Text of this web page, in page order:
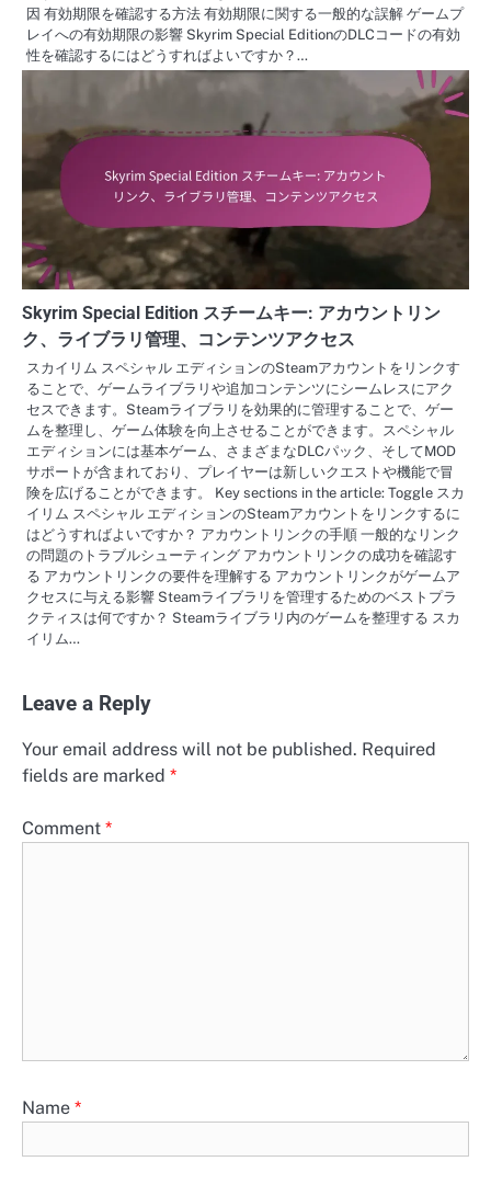
因 有効期限を確認する方法 有効期限に関する一般的な誤解 ゲームプ
レイへの有効期限の影響 Skyrim Special EditionのDLCコードの有効
性を確認するにはどうすればよいですか？…
Skyrim Special Edition スチームキー: アカウントリン
ク、ライブラリ管理、コンテンツアクセス
スカイリム スペシャル エディションのSteamアカウントをリンクす
ることで、ゲームライブラリや追加コンテンツにシームレスにアク
セスできます。Steamライブラリを効果的に管理することで、ゲー
ムを整理し、ゲーム体験を向上させることができます。スペシャル
エディションには基本ゲーム、さまざまなDLCパック、そしてMOD
サポートが含まれており、プレイヤーは新しいクエストや機能で冒
険を広げることができます。 Key sections in the article: Toggle スカ
イリム スペシャル エディションのSteamアカウントをリンクするに
はどうすればよいですか？ アカウントリンクの手順 一般的なリンク
の問題のトラブルシューティング アカウントリンクの成功を確認す
る アカウントリンクの要件を理解する アカウントリンクがゲームア
クセスに与える影響 Steamライブラリを管理するためのベストプラ
クティスは何ですか？ Steamライブラリ内のゲームを整理する スカ
イリム…
Leave a Reply
Your email address will not be published. Required
fields are marked *
Comment *
Name *